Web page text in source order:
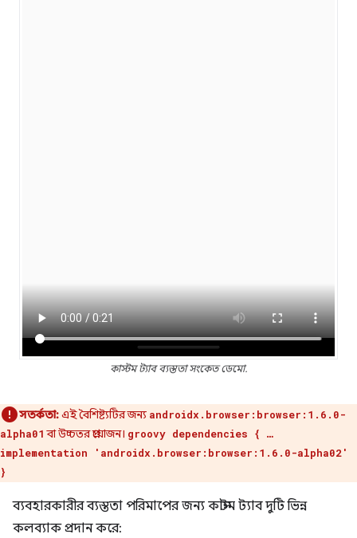
কাস্টম ট্যাব ব্যস্ততা সংকেত ডেমো.
সতর্কতা:এই বৈশিষ্ট্যটির জন্য androidx.browser:browser:1.6.0-
alpha01 বা উচ্চতর প্রয়োজন। groovy dependencies { …
implementation 'androidx.browser:browser:1.6.0-alpha02'
}
ব্যবহারকারীর ব্যস্ততা পরিমাপের জন্য কাস্টম ট্যাব দুটি ভিন্ন
কলব্যাক প্রদান করে: